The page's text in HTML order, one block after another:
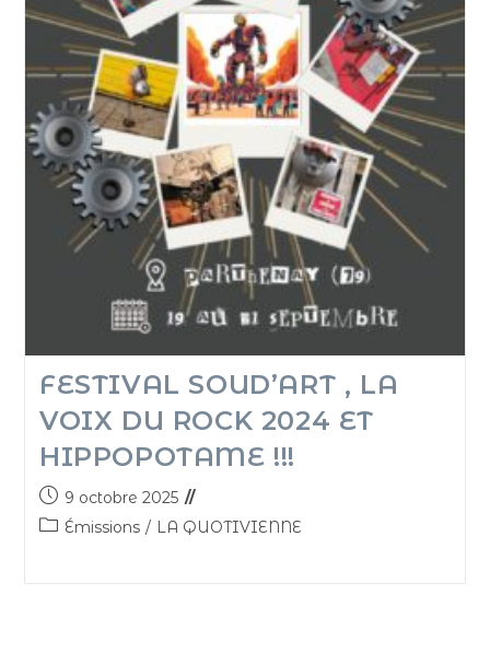
FESTIVAL SOUD’ART , LA
VOIX DU ROCK 2024 ET
HIPPOPOTAME !!!
9 octobre 2025
Émissions / LA QUOTIVIENNE